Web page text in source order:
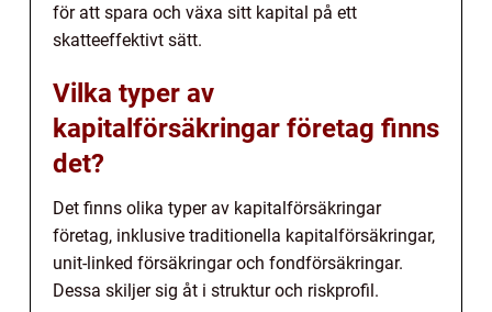
för att spara och växa sitt kapital på ett
skatteeffektivt sätt.
Vilka typer av
kapitalförsäkringar företag finns
det?
Det finns olika typer av kapitalförsäkringar
företag, inklusive traditionella kapitalförsäkringar,
unit-linked försäkringar och fondförsäkringar.
Dessa skiljer sig åt i struktur och riskprofil.